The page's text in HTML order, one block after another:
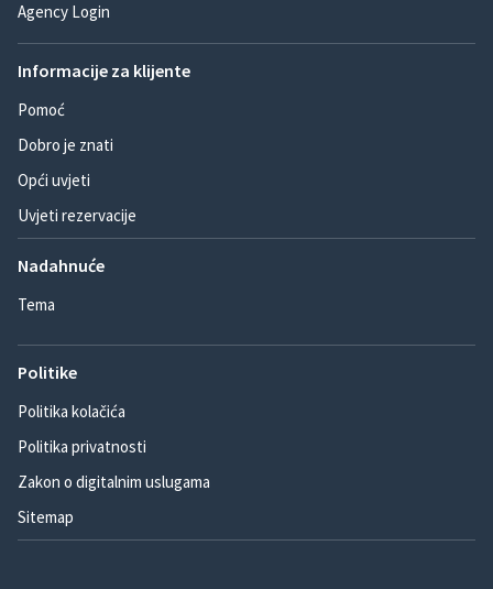
Agency Login
Informacije za klijente
Pomoć
Dobro je znati
Opći uvjeti
Uvjeti rezervacije
Nadahnuće
Tema
Politike
Politika kolačića
Politika privatnosti
Zakon o digitalnim uslugama
Sitemap